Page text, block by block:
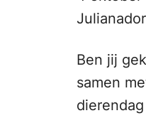
Ben jij
samen